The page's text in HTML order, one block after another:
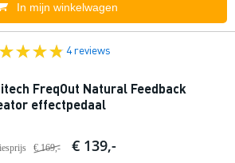
In mijn winkelwagen
4 reviews
FreqOut Natural Feedback
effectpedaal
€ 169,- € 139,-